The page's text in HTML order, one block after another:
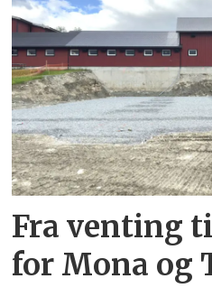
Fra venting
for Mona og